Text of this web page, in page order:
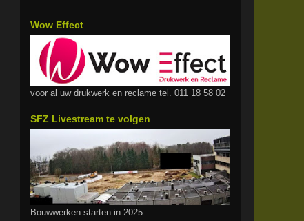
Wow Effect
voor al uw drukwerk en reclame tel. 011 18 58 02
SFZ Livestream te volgen
Bouwwerken starten in 2025